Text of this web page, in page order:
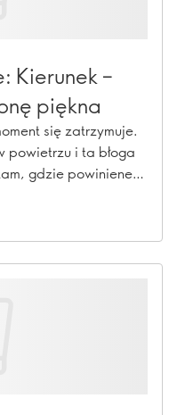
Kierunek –
piękna
się zatrzymuje.
powietrzu i ta błoga
gdzie powinieneś.
skąpanych w świetle
spojrzenie i pełne
bez